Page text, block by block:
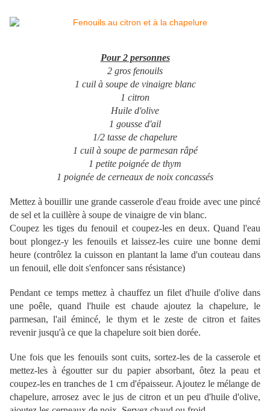
Pour 2 personnes
2 gros fenouils
1 cuil à soupe de vinaigre blanc
1 citron
Huile d'olive
1 gousse d'ail
1/2 tasse de chapelure
1 cuil à soupe de parmesan râpé
1 petite poignée de thym
1 poignée de cerneaux de noix concassés
Mettez à bouillir une grande casserole d'eau froide avec une pincé
de sel et la cuillère à soupe de vinaigre de vin blanc.
Coupez les tiges du fenouil et coupez-les en deux. Quand l'eau
bout plongez-y les fenouils et laissez-les cuire une bonne demi
heure (contrôlez la cuisson en plantant la lame d'un couteau dans
un fenouil, elle doit s'enfoncer sans résistance)
Pendant ce temps mettez à chauffez un filet d'huile d'olive dans
une poêle, quand l'huile est chaude ajoutez la chapelure, le
parmesan, l'ail émincé, le thym et le zeste de citron et faites
revenir jusqu'à ce que la chapelure soit bien dorée.
Une fois que les fenouils sont cuits, sortez-les de la casserole et
mettez-les à égoutter sur du papier absorbant, ôtez la peau et
coupez-les en tranches de 1 cm d'épaisseur. Ajoutez le mélange de
chapelure, arrosez avec le jus de citron et un peu d'huile d'olive,